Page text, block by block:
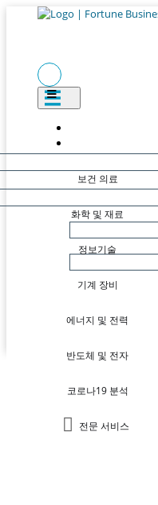
보건 의료
화학 및 재료
정보기술
기계 장비
에너지 및 전력
반도체 및 전자
코로나19 분석
전문 서비스